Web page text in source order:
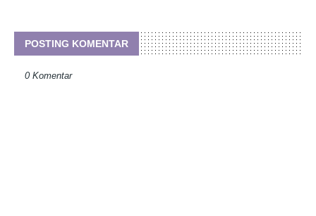
POSTING KOMENTAR
0 Komentar